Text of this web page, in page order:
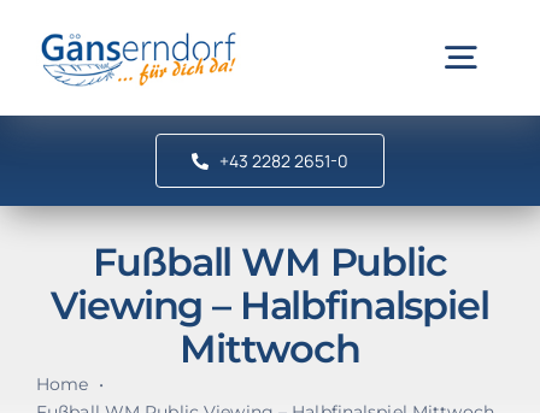
Inhalt
springen
Gemeinde & Politik
Bürgerinfo & Service
Freizeit & Vereine
+43 2282 2651-0
Fußball WM Public
Viewing – Halbfinalspiel
Mittwoch
Home